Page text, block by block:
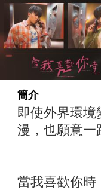
簡介
即使外界環
漫，也願意一
當我喜歡你時